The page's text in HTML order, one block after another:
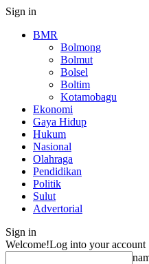
Sign in
BMR
Bolmong
Bolmut
Bolsel
Boltim
Kotamobagu
Ekonomi
Gaya Hidup
Hukum
Nasional
Olahraga
Pendidikan
Politik
Sulut
Advertorial
Sign in
Welcome!Log into your account